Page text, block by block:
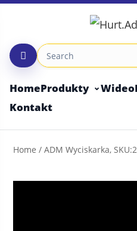
Skip
HomeProdukty Wideo
Kontakt
Home / ADM Wyciskarka,